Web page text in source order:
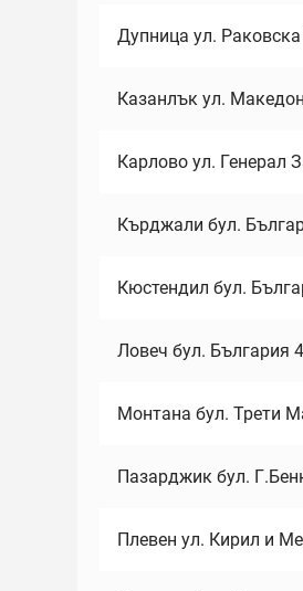
Дупница ул. Раковска
Казанлък ул.
Карлово ул. Генерал
Кърджали бул.
Кюстендил бул.
Ловеч бул. България
Монтана бул. Трети
Пазарджик бул.
Плевен ул. Кирил и